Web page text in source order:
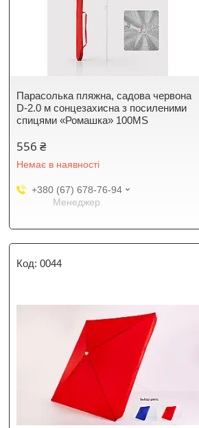
Парасолька пляжна, садова червона
D-2.0 м сонцезахисна з посиленими
спицями «Ромашка» 100MS
556 ₴
Немає в наявності
+380 (67) 678-76-94
Менеджер
0044